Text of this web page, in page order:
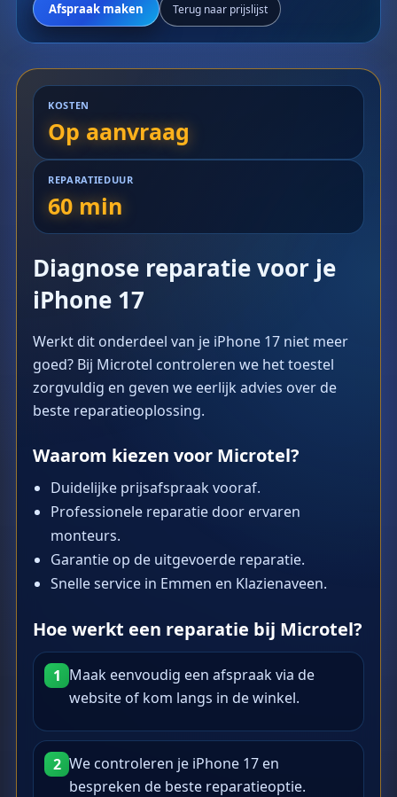
Afspraak maken Terug naar prijslijst
KOSTEN
Op aanvraag
REPARATIEDUUR
60 min
Diagnose reparatie voor je
iPhone 17
Werkt dit onderdeel van je iPhone 17 niet meer
goed? Bij Microtel controleren we het toestel
zorgvuldig en geven we eerlijk advies over de
beste reparatieoplossing.
Waarom kiezen voor Microtel?
Duidelijke prijsafspraak vooraf.
Professionele reparatie door ervaren
monteurs.
Garantie op de uitgevoerde reparatie.
Snelle service in Emmen en Klazienaveen.
Hoe werkt een reparatie bij Microtel?
1 Maak eenvoudig een afspraak via de
website of kom langs in de winkel.
2 We controleren je iPhone 17 en
bespreken de beste reparatieoptie.